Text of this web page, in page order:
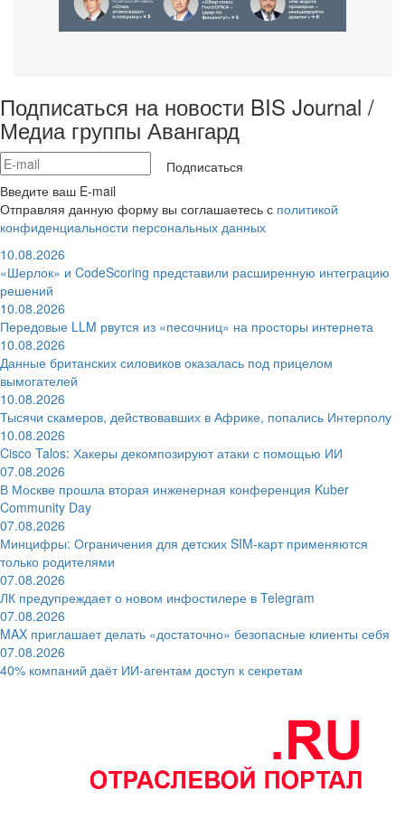
Подписаться на новости BIS Journal /
Медиа группы Авангард
Подписаться
Введите ваш E-mail
Отправляя данную форму вы соглашаетесь с политикой
конфиденциальности персональных данных
10.08.2026
«Шерлок» и CodeScoring представили расширенную интеграцию
решений
10.08.2026
Передовые LLM рвутся из «песочниц» на просторы интернета
10.08.2026
Данные британских силовиков оказалась под прицелом
вымогателей
10.08.2026
Тысячи скамеров, действовавших в Африке, попались Интерполу
10.08.2026
Cisco Talos: Хакеры декомпозируют атаки с помощью ИИ
07.08.2026
В Москве прошла вторая инженерная конференция Kuber
Community Day
07.08.2026
Минцифры: Ограничения для детских SIM-карт применяются
только родителями
07.08.2026
ЛК предупреждает о новом инфостилере в Telegram
07.08.2026
MAX приглашает делать «достаточно» безопасные клиенты себя
07.08.2026
40% компаний даёт ИИ‑агентам доступ к секретам